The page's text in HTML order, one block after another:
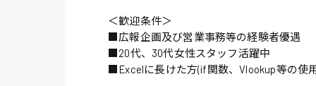
＜歓迎条件＞
■広報企画及び営業事務等の経験者優遇
■20代、30代女性スタッフ活躍中
■Excelに長けた方(if関数、Vlookup等の使